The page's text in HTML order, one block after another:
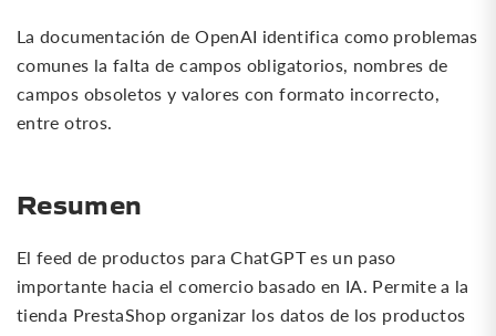
La documentación de OpenAI identifica como problemas
comunes la falta de campos obligatorios, nombres de
campos obsoletos y valores con formato incorrecto,
entre otros.
Resumen
El feed de productos para ChatGPT es un paso
importante hacia el comercio basado en IA. Permite a la
tienda PrestaShop organizar los datos de los productos